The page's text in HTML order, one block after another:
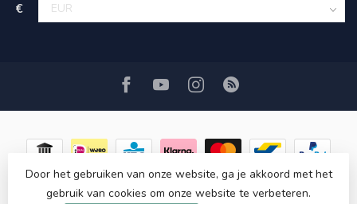
€
Door het gebruiken van onze website, ga je akkoord met het
gebruik van cookies om onze website te verbeteren.